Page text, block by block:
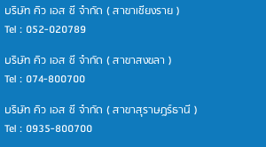
บริษัท คิว เอส ซี จำกัด ( สาขาเชียงราย )
Tel : 052-020789
บริษัท คิว เอส ซี จำกัด ( สาขาสงขลา )
Tel : 074-800700
บริษัท คิว เอส ซี จำกัด ( สาขาสุราษฎร์ธานี )
Tel : 0935-800700